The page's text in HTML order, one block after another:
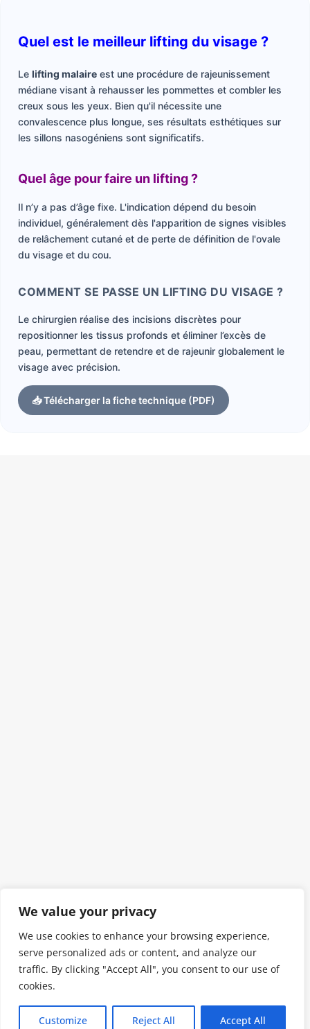
We value your privacy
We use cookies to enhance your browsing experience,
serve personalized ads or content, and analyze our
traffic. By clicking "Accept All", you consent to our use of
cookies.
Customize Reject All Accept All
Quel est le meilleur lifting du visage ?
Le lifting malaire est une procédure de rajeunissement
médiane visant à rehausser les pommettes et combler les
creux sous les yeux. Bien qu'il nécessite une
convalescence plus longue, ses résultats esthétiques sur
les sillons nasogéniens sont significatifs.
Quel âge pour faire un lifting ?
Il n’y a pas d’âge fixe. L'indication dépend du besoin
individuel, généralement dès l'apparition de signes visibles
de relâchement cutané et de perte de définition de l'ovale
du visage et du cou.
COMMENT SE PASSE UN LIFTING DU VISAGE ?
Le chirurgien réalise des incisions discrètes pour
repositionner les tissus profonds et éliminer l’excès de
peau, permettant de retendre et de rajeunir globalement le
visage avec précision.
📥 Télécharger la fiche technique (PDF)